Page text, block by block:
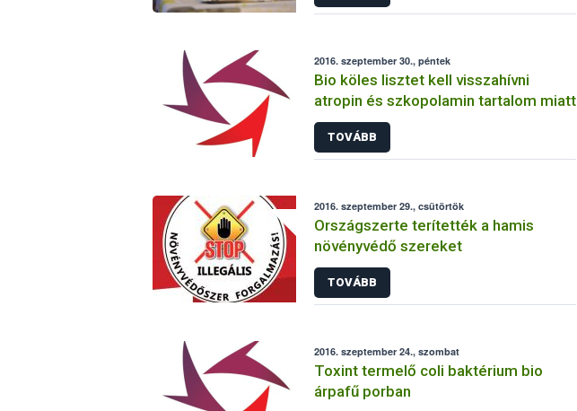
2016. szeptember 30., péntek
Bio köles lisztet kell visszahívni
atropin és szkopolamin tartalom miatt
TOVÁBB
2016. szeptember 29., csütörtök
Országszerte terítették a hamis
növényvédő szereket
TOVÁBB
2016. szeptember 24., szombat
Toxint termelő coli baktérium bio
árpafű porban